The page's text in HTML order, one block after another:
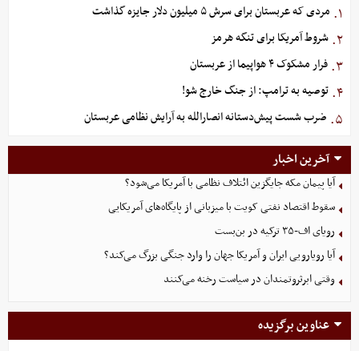
۱. مردی که عربستان برای سرش ۵ میلیون دلار جایزه گذاشت
۲. شروط آمریکا برای تنگه هرمز
۳. فرار مشکوک ۴ هواپیما از عربستان
۴. توصیه به ترامپ: از جنگ خارج شو!
۵. ضرب شست پیش‌دستانه انصارالله به آرایش نظامی عربستان
آخرین اخبار
آیا پیمان مکه جایگزین ائتلاف نظامی با آمریکا می‌شود؟
سقوط اقتصاد نفتی کویت با میزبانی از پایگاه‌های آمریکایی
رویای اف-۳۵ ترکیه در بن‌بست
آیا رویارویی ایران و آمریکا جهان را وارد جنگی بزرگ می‌کند؟
وقتی ابرثروتمندان در سیاست رخنه می‌کنند
عناوین برگزیده